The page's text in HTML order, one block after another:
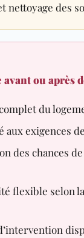
nettoyage des
avant ou après
du
exigences
des chances
flexible selon